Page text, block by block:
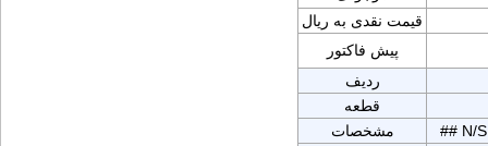
قیمت نقدی به ریال
پیش فاکتور
ردیف
قطعه
مشخصات
## N/